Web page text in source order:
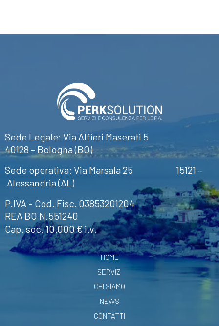
Sede Legale: Via Alfieri Maserati 5
40128 – Bologna (BO)
Sede operativa: Via Marsala 25 15121 –
Alessandria (AL)
P.IVA – Cod. Fisc. 03853201204
REA BO N.551240
Cap. soc. 10.000 € i.v.
HOME
SERVIZI
CHI SIAMO
NEWS
CONTATTI